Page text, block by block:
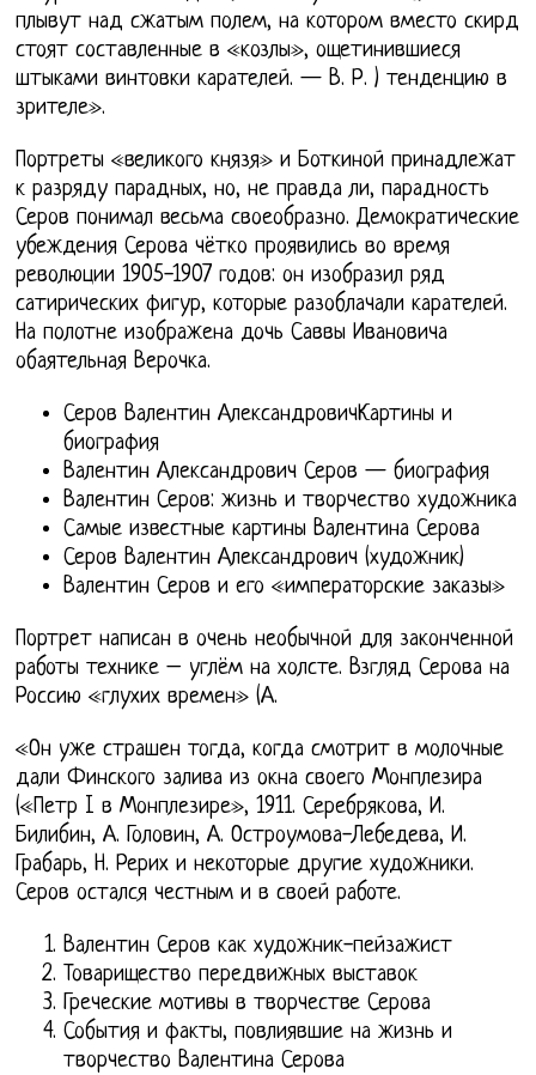
плывут над сжатым полем, на котором вместо скирд
стоят составленные в «козлы», ощетинившиеся
штыками винтовки карателей. — В. Р. ) тенденцию в
зрителе».
Портреты «великого князя» и Боткиной принадлежат
к разряду парадных, но, не правда ли, парадность
Серов понимал весьма своеобразно. Демократические
убеждения Серова чётко проявились во время
революции 1905-1907 годов: он изобразил ряд
сатирических фигур, которые разоблачали карателей.
На полотне изображена дочь Саввы Ивановича
обаятельная Верочка.
Серов Валентин АлександровичКартины и
биография
Валентин Александрович Серов — биография
Валентин Серов: жизнь и творчество художника
Самые известные картины Валентина Серова
Серов Валентин Александрович (художник)
Валентин Серов и его «императорские заказы»
Портрет написан в очень необычной для законченной
работы технике – углём на холсте. Взгляд Серова на
Россию «глухих времен» (А.
«Он уже страшен тогда, когда смотрит в молочные
дали Финского залива из окна своего Монплезира
(«Петр I в Монплезире», 1911. Серебрякова, И.
Билибин, А. Головин, А. Остроумова-Лебедева, И.
Грабарь, Н. Рерих и некоторые другие художники.
Серов остался честным и в своей работе.
Валентин Серов как художник-пейзажист
Товарищество передвижных выставок
Греческие мотивы в творчестве Серова
События и факты, повлиявшие на жизнь и
творчество Валентина Серова